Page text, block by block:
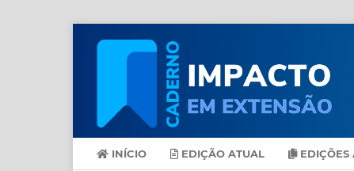
INÍCIO EDIÇÃO ATUAL EDIÇÕES